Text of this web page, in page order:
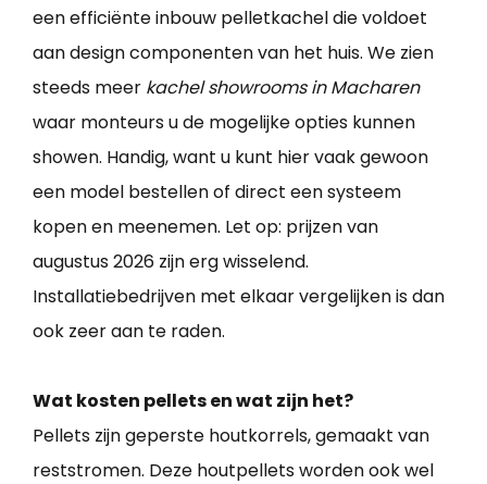
een efficiënte inbouw pelletkachel die voldoet
aan design componenten van het huis. We zien
steeds meer kachel showrooms in Macharen
waar monteurs u de mogelijke opties kunnen
showen. Handig, want u kunt hier vaak gewoon
een model bestellen of direct een systeem
kopen en meenemen. Let op: prijzen van
augustus 2026 zijn erg wisselend.
Installatiebedrijven met elkaar vergelijken is dan
ook zeer aan te raden.
Wat kosten pellets en wat zijn het?
Pellets zijn geperste houtkorrels, gemaakt van
reststromen. Deze houtpellets worden ook wel